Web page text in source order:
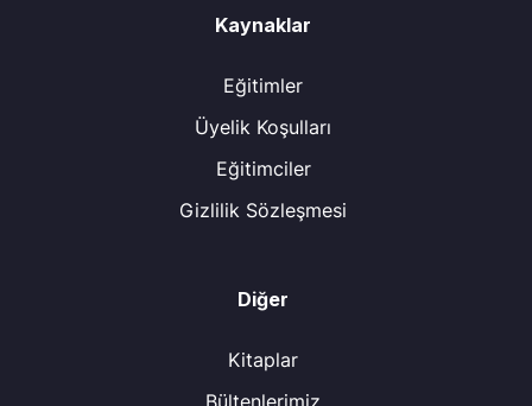
Kaynaklar
Eğitimler
Üyelik Koşulları
Eğitimciler
Gizlilik Sözleşmesi
Diğer
Kitaplar
Bültenlerimiz